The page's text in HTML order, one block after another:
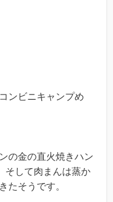
ンビニキャンプめ
の金の直火焼きハン
そして肉まんは蒸か
たそうです。